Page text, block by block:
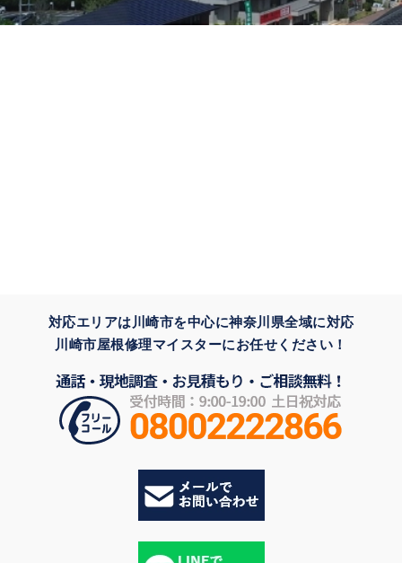
対応エリアは川崎市を中心に神奈川県全域に対応
川崎市屋根修理マイスターにお任せください！